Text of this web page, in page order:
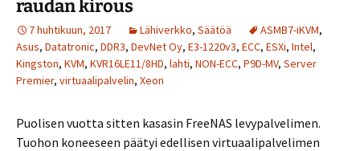
raudan kirous
7 huhtikuun, 2017 Lähiverkko, Säätöä ASMB7-iKVM,
Asus, Datatronic, DDR3, DevNet Oy, E3-1220v3, ECC, ESXi, Intel,
Kingston, KVM, KVR16LE11/8HD, lahti, NON-ECC, P9D-MV, Server
Premier, virtuaalipalvelin, Xeon
Puolisen vuotta sitten kasasin FreeNAS levypalvelimen.
Tuohon koneeseen päätyi edellisen virtuaalipalvelimen